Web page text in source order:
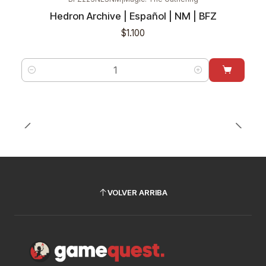
Hedron Archive | Español | NM | BFZ
$1.100
Cantidad
VOLVER ARRIBA